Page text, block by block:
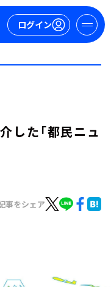
ログイン
した「都民ニュ
事をシェア